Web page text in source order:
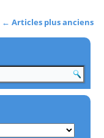
← Articles plus anciens